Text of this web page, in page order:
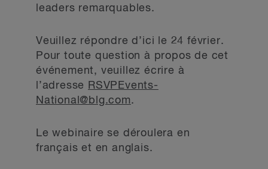
leaders remarquables.
Veuillez répondre d’ici le 24 février.
Pour toute question à propos de cet
événement, veuillez écrire à
l’adresse
RSVPEvents-
National@blg.com.
Le webinaire se déroulera en
français et en anglais.